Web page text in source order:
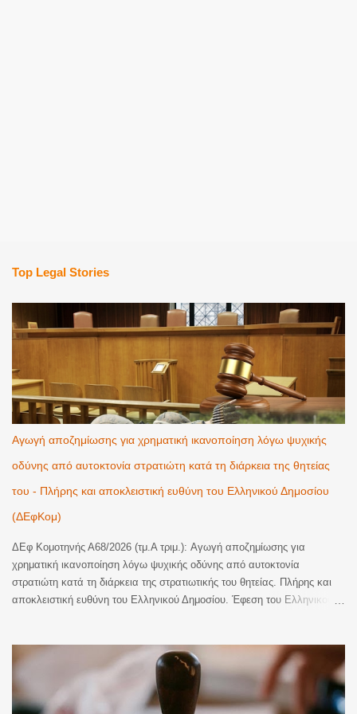
Top Legal Stories
Αγωγή αποζημίωσης για χρηματική ικανοποίηση λόγω ψυχικής
οδύνης από αυτοκτονία στρατιώτη κατά τη διάρκεια της θητείας
του - Πλήρης και αποκλειστική ευθύνη του Ελληνικού Δημοσίου
(ΔΕφΚομ)
ΔΕφ Κομοτηνής Α68/2026 (τμ.Α τριμ.): Αγωγή αποζημίωσης για
χρηματική ικανοποίηση λόγω ψυχικής οδύνης από αυτοκτονία
στρατιώτη κατά τη διάρκεια της στρατιωτικής του θητείας. Πλήρης και
αποκλειστική ευθύνη του Ελληνικού Δημοσίου. Έφεση του Ελληνικού
αγωγή αποζημίωσης για χρηματική ικανοποίηση λόγω ψυχικής οδύνης
και αναγνωρίστηκε η υποχρέωση του εκκαλούντος Δημοσίου να
καταβάλει στην εφεσίβλητη το συνολικό ποσό των 110.000€ (70.000€
ατομικά και 40.000€ ως μοναδική κληρονόμο των αποβιωσάντων